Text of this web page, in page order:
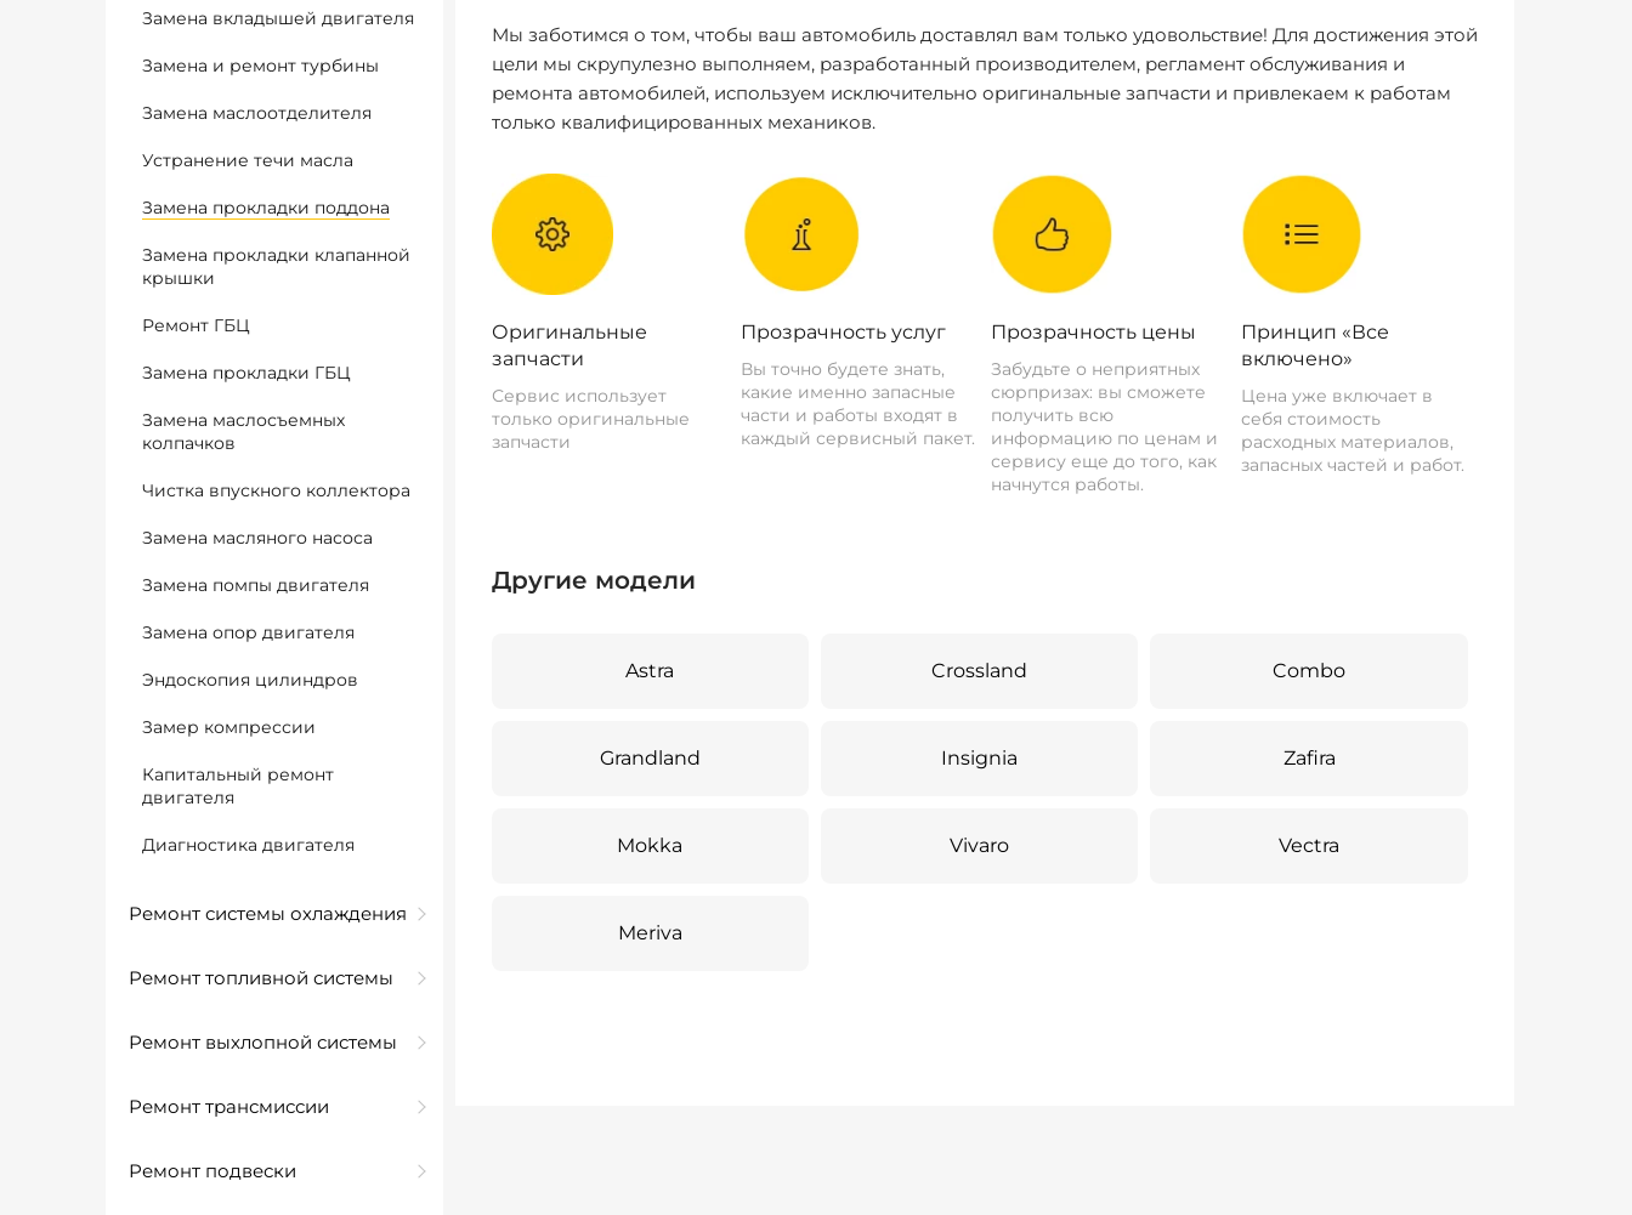
Замена вкладышей двигателя
Замена и ремонт турбины
Замена маслоотделителя
Устранение течи масла
Замена прокладки поддона
Замена прокладки клапанной
крышки
Ремонт ГБЦ
Замена прокладки ГБЦ
Замена маслосъемных
колпачков
Чистка впускного коллектора
Замена масляного насоса
Замена помпы двигателя
Замена опор двигателя
Эндоскопия цилиндров
Замер компрессии
Капитальный ремонт
двигателя
Диагностика двигателя
Ремонт системы охлаждения
Ремонт топливной системы
Ремонт выхлопной системы
Ремонт трансмиссии
Ремонт подвески
Мы заботимся о том, чтобы ваш автомобиль доставлял вам только удовольствие! Для достижения этой
цели мы скрупулезно выполняем, разработанный производителем, регламент обслуживания и
ремонта автомобилей, используем исключительно оригинальные запчасти и привлекаем к работам
только квалифицированных механиков.
Оригинальные
запчасти
Сервис использует
только оригинальные
запчасти
Прозрачность услуг
Вы точно будете знать,
какие именно запасные
части и работы входят в
каждый сервисный пакет.
Прозрачность цены
Забудьте о неприятных
сюрпризах: вы сможете
получить всю
информацию по ценам и
сервису еще до того, как
начнутся работы.
Принцип «Все
включено»
Цена уже включает в
себя стоимость
расходных материалов,
запасных частей и работ.
Другие модели
Astra Crossland Combo
Grandland Insignia Zafira
Mokka Vivaro Vectra
Meriva